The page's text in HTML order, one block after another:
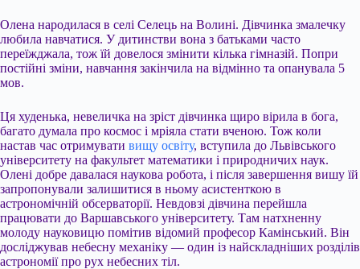
Олена народилася в селі Селець на Волині. Дівчинка змалечку
любила навчатися. У дитинстви вона з батьками часто
переїжджала, тож їй довелося змінити кілька гімназій. Попри
постійні зміни, навчання закінчила на відмінно та опанувала 5
мов.
Ця худенька, невеличка на зріст дівчинка щиро вірила в бога,
багато думала про космос і мріяла стати вченою. Тож коли
настав час отримувати вищу освіту, вступила до Львівського
університету на факультет математики і природничих наук.
Олені добре давалася наукова робота, і після завершення вишу їй
запропонували залишитися в ньому асистенткою в
астрономічній обсерваторії. Невдовзі дівчина перейшла
працювати до Варшавського університету. Там натхненну
молоду науковицю помітив відомий професор Камінський. Він
досліджував небесну механіку — один із найскладніших розділів
астрономії про рух небесних тіл.